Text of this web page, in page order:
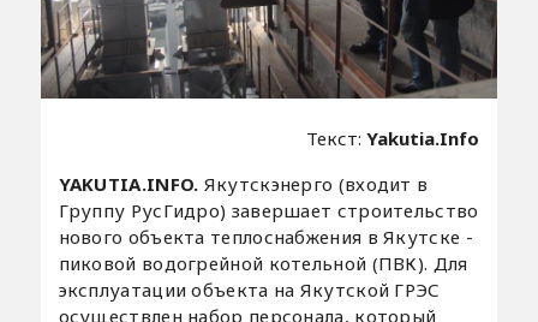
Текст:Yakutia.Info
YAKUTIA.INFO. Якутскэнерго (входит в
Группу РусГидро) завершает строительство
нового объекта теплоснабжения в Якутске -
пиковой водогрейной котельной (ПВК). Для
эксплуатации объекта на Якутской ГРЭС
осуществлен набор персонала, который